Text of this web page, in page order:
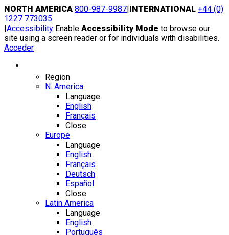
Skip
to
content
NORTH AMERICA 800-987-9987|INTERNATIONAL +44 (0)
1227 773035
|Accessibility Enable Accessibility Mode to browse our
site using a screen reader or for individuals with disabilities.
Acceder
Region
N. America
Language
English
Français
Close
Europe
Language
English
Français
Deutsch
Español
Close
Latin America
Language
English
Português